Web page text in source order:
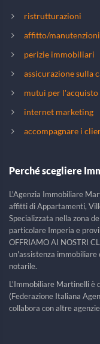
ristrutturazioni
affitto/manutenzioni
perizie immobiliari
assicurazione sulla
mutui per l'acquisto
internet marketing
accompagnare i
Perché scegliere
L'Agenzia Immobiliare
affitti di Appartamenti,
Specializzata nella zona
particolare Imperia e
OFFRIAMO AI NOSTRI
un'assistenza
notarile.
L'Immobiliare Martinelli è
(Federazione Italiana
collabora con altre